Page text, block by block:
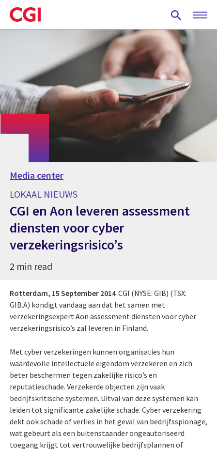
Skip
to
main
Media center
LOKAAL NIEUWS
CGI en Aon leveren assessment
diensten voor cyber
verzekeringsrisico’s
2 min read
Rotterdam, 15 September 2014 CGI (NYSE: GIB) (TSX:
GIB.A) kondigt vandaag aan dat het samen met
verzekeringsexpert Aon assessment diensten voor cyber
verzekeringsrisico’s zal leveren in Finland.
Met cyber verzekeringen kunnen organisaties hun
waardevolle intellectuele eigendom verzekeren en zich
beter beschermen tegen zakelijke risico’s en
reputatieschade. Verzekerde objecten zijn vaak
bedrijfskritische systemen. Uitval van deze systemen kan
leiden tot significante zakelijke schade. Cyber verzekering
dekt ook schade of verlies in het geval van bedrijfsspionage,
wat gebeurt als een buitenstaander ongeautoriseerd
toegang krijgt tot vertrouwelijke bedrijfsplannen of